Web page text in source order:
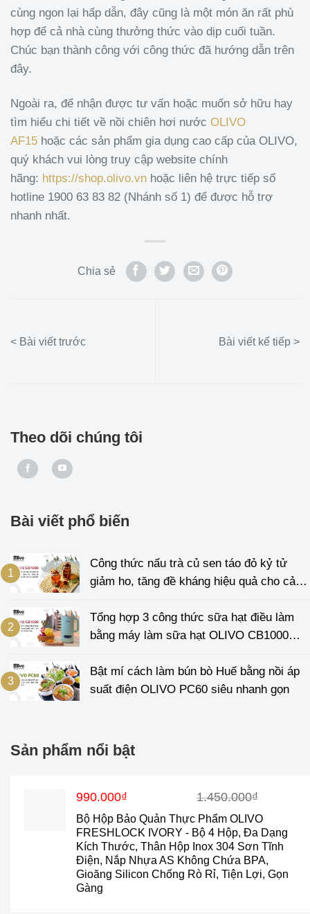
cùng ngon lại hấp dẫn, đây cũng là một món ăn rất phù
hợp để cả nhà cùng thưởng thức vào dịp cuối tuần.
Chúc bạn thành công với công thức đã hướng dẫn trên
đây.
Ngoài ra, để nhận được tư vấn hoặc muốn sở hữu hay
tìm hiểu chi tiết về nồi chiên hơi nước OLIVO
AF15 hoặc các sản phẩm gia dụng cao cấp của OLIVO,
quý khách vui lòng truy cập website chính
hãng: https://shop.olivo.vn hoặc liên hệ trực tiếp số
hotline 1900 63 83 82 (Nhánh số 1) để được hỗ trợ
nhanh nhất.
Chia sẻ
Theo dõi chúng tôi
Bài viết phổ biến
Công thức nấu trà củ sen táo đỏ kỷ tử
giảm ho, tăng đề kháng hiệu quả cho cả
Tổng hợp 3 công thức sữa hạt điều làm
bằng máy làm sữa hạt OLIVO CB1000
Bật mí cách làm bún bò Huế bằng nồi áp
suất điện OLIVO PC60 siêu nhanh gọn
Sản phẩm nổi bật
Bộ Hộp Bảo Quản Thực Phẩm OLIVO
FRESHLOCK IVORY - Bộ 4 Hộp, Đa Dạng
Kích Thước, Thân Hộp Inox 304 Sơn Tĩnh
Điện, Nắp Nhựa AS Không Chứa BPA,
Gioăng Silicon Chống Rò Rỉ, Tiện Lợi, Gọn
Gàng
1.450.000₫
Giá
là:
1.450.000₫.
990.000₫
Giá
tại
là:
990.000₫.